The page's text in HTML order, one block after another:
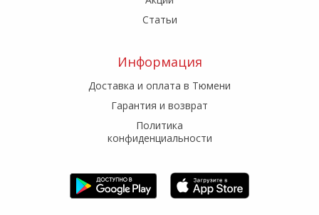
Статьи
Информация
Доставка и оплата в Тюмени
Гарантия и возврат
Политика
конфиденциальности